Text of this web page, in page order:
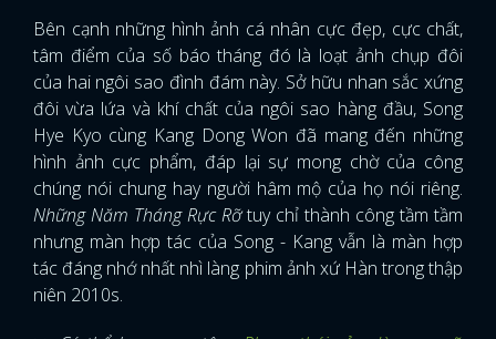
Bên cạnh những hình ảnh cá nhân cực đẹp, cực chất,
tâm điểm của số báo tháng đó là loạt ảnh chụp đôi
của hai ngôi sao đình đám này. Sở hữu nhan sắc xứng
đôi vừa lứa và khí chất của ngôi sao hàng đầu, Song
Hye Kyo cùng Kang Dong Won đã mang đến những
hình ảnh cực phẩm, đáp lại sự mong chờ của công
chúng nói chung hay người hâm mộ của họ nói riêng.
Những Năm Tháng Rực Rỡtuy chỉ thành công tầm tầm
nhưng màn hợp tác của Song - Kang vẫn là màn hợp
tác đáng nhớ nhất nhì làng phim ảnh xứ Hàn trong thập
niên 2010s.